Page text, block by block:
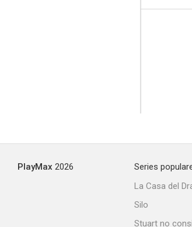
PlayMax 2026
Series
La Casa del
Silo